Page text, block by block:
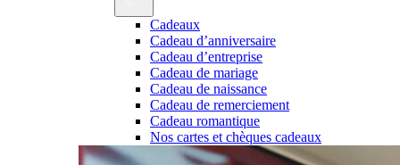
Cadeaux
Cadeau d’anniversaire
Cadeau d’entreprise
Cadeau de mariage
Cadeau de naissance
Cadeau de remerciement
Cadeau romantique
Nos cartes et chèques cadeaux